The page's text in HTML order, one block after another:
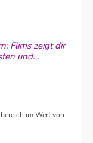
Flims zeigt dir
und
und Nacht (nach Verfügbarkeit)